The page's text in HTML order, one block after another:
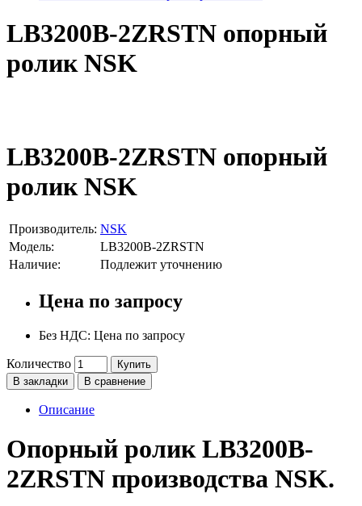
LB3200B-2ZRSTN опорный
ролик NSK
LB3200B-2ZRSTN опорный
ролик NSK
Производитель: NSK
Модель:
LB3200B-2ZRSTN
Наличие:
Подлежит уточнению
Цена по запросу
Без НДС: Цена по запросу
Количество
Купить
В закладки
В сравнение
Описание
Опорный ролик LB3200B-
2ZRSTN производства NSK.